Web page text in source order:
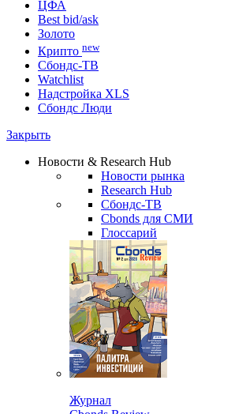
ЦФА
Best bid/ask
Золото
Крипто new
Сбондс-ТВ
Watchlist
Надстройка XLS
Сбондс Люди
Закрыть
Новости & Research Hub
Новости рынка
Research Hub
Сбондс-ТВ
Cbonds для СМИ
Глоссарий
Журнал